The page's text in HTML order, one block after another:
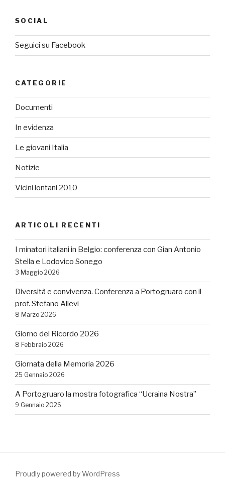
SOCIAL
Seguici su Facebook
CATEGORIE
Documenti
In evidenza
Le giovani Italia
Notizie
Vicini lontani 2010
ARTICOLI RECENTI
I minatori italiani in Belgio: conferenza con Gian Antonio
Stella e Lodovico Sonego
3 Maggio 2026
Diversità e convivenza. Conferenza a Portogruaro con il
prof. Stefano Allevi
8 Marzo 2026
Giorno del Ricordo 2026
8 Febbraio 2026
Giornata della Memoria 2026
25 Gennaio 2026
A Portogruaro la mostra fotografica “Ucraina Nostra”
9 Gennaio 2026
Proudly powered by WordPress